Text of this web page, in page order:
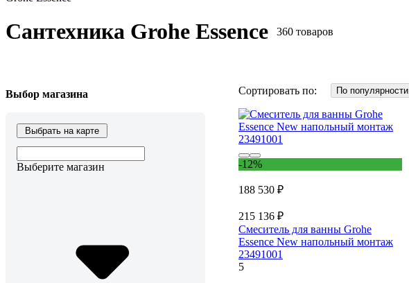
Сантехника Grohe Essence 360 товаров
Выбор магазина
Выбрать на карте
Выберите магазин
Сортировать по: По популярности
-12%
188 530 ₽
215 136 ₽
Смеситель для ванны Grohe
Essence New напольный монтаж
23491001
5